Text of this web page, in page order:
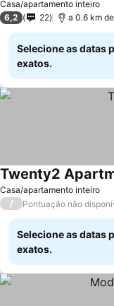
Casa/apartamento inteiro
6,2
22 a 0.6 km
Selecione as datas
exatos.
Casa/apartamento inteiro
Twenty2
/ Pontuação não
Selecione as datas
exatos.